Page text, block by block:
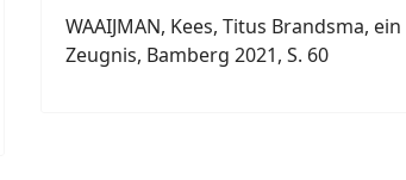
WAAIJMAN, Kees, Titus Brandsma,
Zeugnis, Bamberg 2021, S. 60